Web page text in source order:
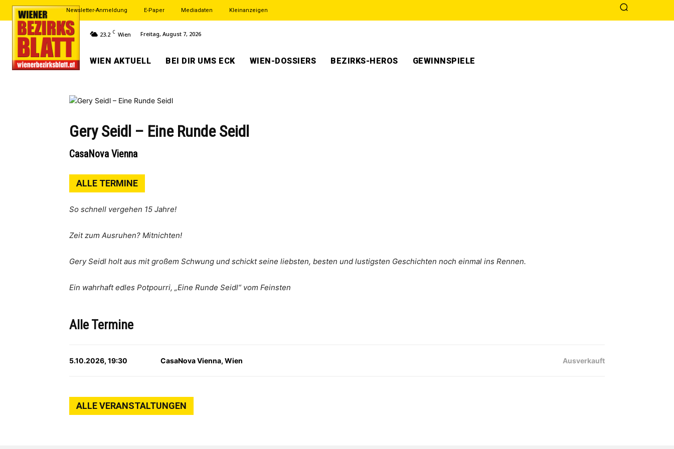
Newsletter-Anmeldung E-Paper Mediadaten Kleinanzeigen
23.2 C Wien Freitag, August 7, 2026
WIEN AKTUELL BEI DIR UMS ECK WIEN-DOSSIERS BEZIRKS-HEROS GEWINNSPIELE
Gery Seidl – Eine Runde Seidl
CasaNova Vienna
ALLE TERMINE
So schnell vergehen 15 Jahre!
Zeit zum Ausruhen? Mitnichten!
Gery Seidl holt aus mit großem Schwung und schickt seine liebsten, besten und lustigsten Geschichten noch einmal ins Rennen.
Ein wahrhaft edles Potpourri, „Eine Runde Seidl“ vom Feinsten
Alle Termine
5.10.2026, 19:30 CasaNova Vienna, Wien Ausverkauft
ALLE VERANSTALTUNGEN